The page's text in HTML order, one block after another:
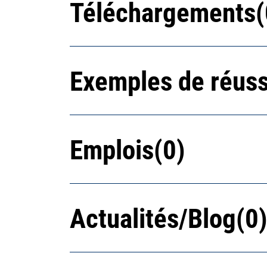
Téléchargements
Exemples de
Emplois
Actualités/Blog